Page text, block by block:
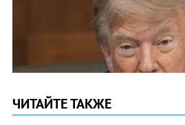
ЧИТАЙТЕ ТАКЖЕ